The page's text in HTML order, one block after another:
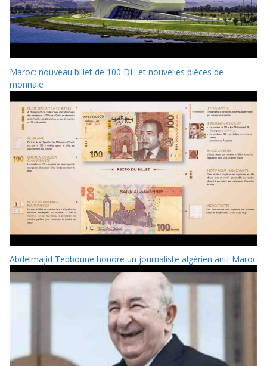
Maroc: nouveau billet de 100 DH et nouvelles pièces de
monnaie
Abdelmajid Tebboune honore un journaliste algérien anti-Maroc